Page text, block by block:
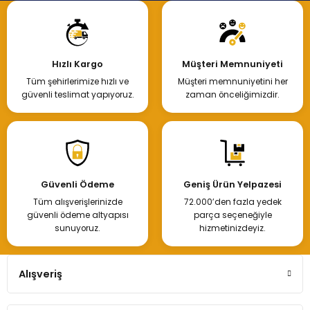
Hızlı Kargo
Tüm şehirlerimize hızlı ve
güvenli teslimat yapıyoruz.
Müşteri Memnuniyeti
Müşteri memnuniyetini her
zaman önceliğimizdir.
Güvenli Ödeme
Tüm alışverişlerinizde
güvenli ödeme altyapısı
sunuyoruz.
Geniş Ürün Yelpazesi
72.000’den fazla yedek
parça seçeneğiyle
hizmetinizdeyiz.
Alışveriş